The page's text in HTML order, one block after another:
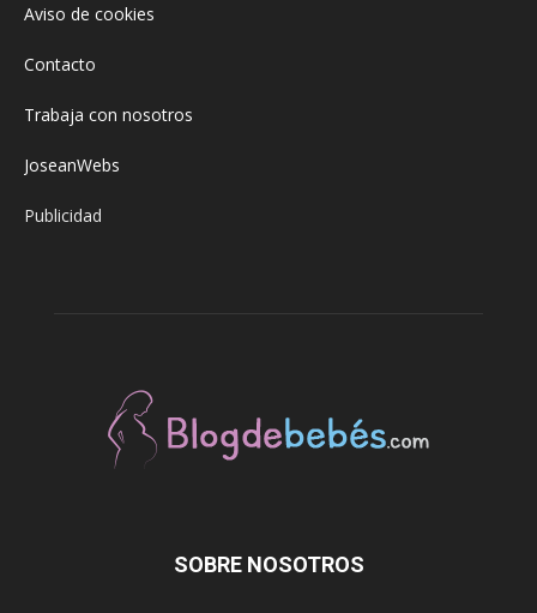
Aviso de cookies
Contacto
Trabaja con nosotros
JoseanWebs
Publicidad
SOBRE NOSOTROS